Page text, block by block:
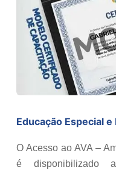
Educação Especial
O Acesso ao AVA –
é disponibilizado